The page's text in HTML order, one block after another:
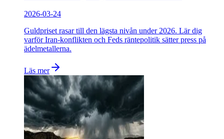
2026-03-24
Guldpriset rasar till den lägsta nivån under 2026. Lär dig
varför Iran-konflikten och Feds räntepolitik sätter press på
ädelmetallerna.
Läs mer